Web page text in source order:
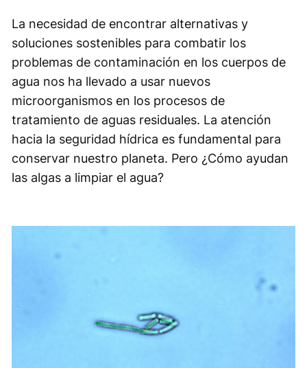
La necesidad de encontrar alternativas y
soluciones sostenibles para combatir los
problemas de contaminación en los cuerpos de
agua nos ha llevado a usar nuevos
microorganismos en los procesos de
tratamiento de aguas residuales. La atención
hacia la seguridad hídrica es fundamental para
conservar nuestro planeta. Pero ¿Cómo ayudan
las algas a limpiar el agua?